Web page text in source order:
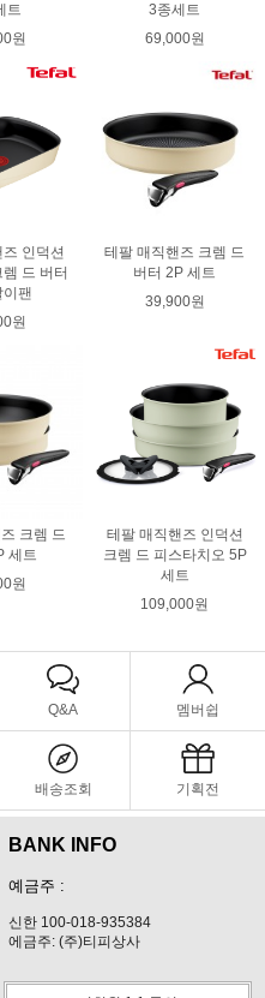
트
원
3종세트
69,000원
인덕션
드 버터
이팬
원
테팔 매직핸즈 크렘 드
버터 2P 세트
39,900원
크렘 드
세트
원
테팔 매직핸즈 인덕션
크렘 드 피스타치오 5P
세트
109,000원
Q&A 멤버쉽
배송조회 기획전
BANK INFO
예금주 :
신한 100-018-935384
에금주: (주)티피상사